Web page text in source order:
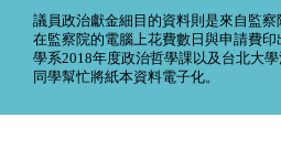
議員政治獻金細目的資料則是來自監
在監察院的電腦上花費數日與申請費
學系2018年度政治哲學課以及台北大
同學幫忙將紙本資料電子化。